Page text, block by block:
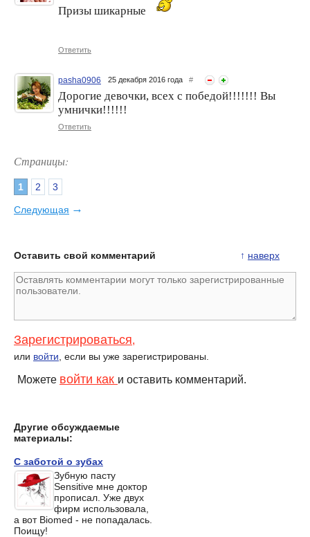
Призы шикарные
Ответить
pasha0906 25 декабря 2016 года #
Дорогие девочки, всех с победой!!!!!!! Вы
умнички!!!!!!
Ответить
Страницы:
1 2 3
Следующая →
↑ наверх
Оставить свой комментарий
Зарегистрироваться,
или войти , если вы уже зарегистрированы.
Можете войти как и оставить комментарий.
Другие обсуждаемые
материалы:
С заботой о зубах
Зубную пасту
Sensitive мне доктор
прописал. Уже двух
фирм использовала,
а вот Biomed - не попадалась.
Поищу!